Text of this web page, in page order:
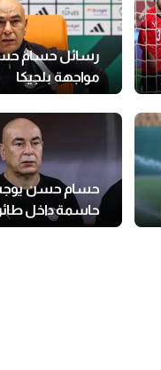
رسائل حسام
مواجهة بلجيكا
حسام حسن
حاسمة داخل
المنتخب